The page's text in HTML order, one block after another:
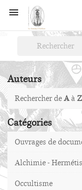

Auteurs
Rechercher deAàZ
Catégories
Ouvrages de
Alchimie -
Occultisme